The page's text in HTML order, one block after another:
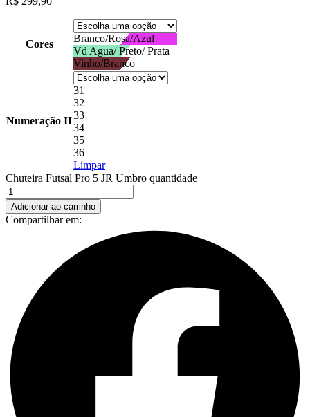
Cores
Branco/Rosa/Azul
Vd Agua/ Preto/ Prata
Vinho/Branco
Numeração II
31
32
33
34
35
36
Limpar
Chuteira Futsal Pro 5 JR Umbro quantidade
Adicionar ao carrinho
Compartilhar em: